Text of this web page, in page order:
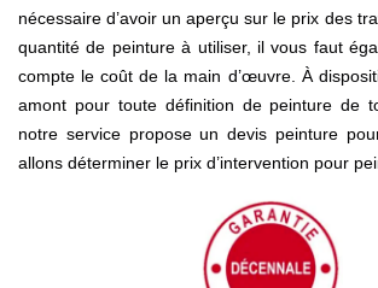
nécessaire d’avoir un aperçu sur le prix des
quantité de peinture à utiliser, il vous faut
compte le coût de la main d’œuvre. À
amont pour toute définition de peinture de
notre service propose un devis peinture
allons déterminer le prix d’intervention pour